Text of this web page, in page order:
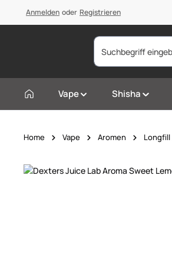
Zur Hauptnavigation springen
Anmelden oder Registrieren
Vape Shisha
Home Vape Aromen Longfill
Bildergalerie überspringen